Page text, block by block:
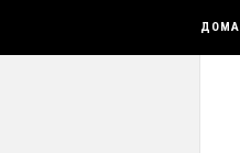
ДОМА